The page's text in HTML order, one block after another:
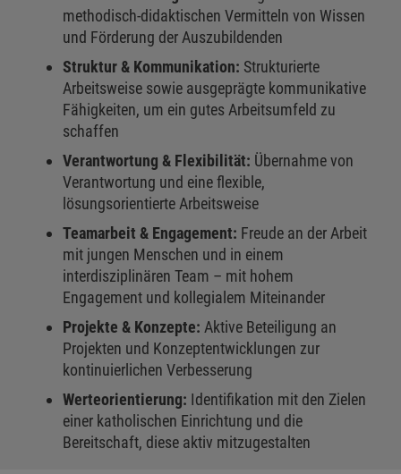
methodisch-didaktischen Vermitteln von Wissen
und Förderung der Auszubildenden
Struktur & Kommunikation: Strukturierte
Arbeitsweise sowie ausgeprägte kommunikative
Fähigkeiten, um ein gutes Arbeitsumfeld zu
schaffen
Verantwortung & Flexibilität: Übernahme von
Verantwortung und eine flexible,
lösungsorientierte Arbeitsweise
Teamarbeit & Engagement: Freude an der Arbeit
mit jungen Menschen und in einem
interdisziplinären Team – mit hohem
Engagement und kollegialem Miteinander
Projekte & Konzepte: Aktive Beteiligung an
Projekten und Konzeptentwicklungen zur
kontinuierlichen Verbesserung
Werteorientierung: Identifikation mit den Zielen
einer katholischen Einrichtung und die
Bereitschaft, diese aktiv mitzugestalten